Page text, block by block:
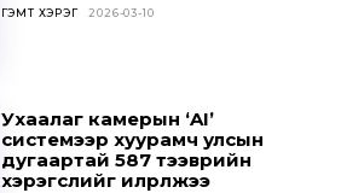
ГЭМТ ХЭРЭГ 2026-03-10
Ухаалаг камерын ‘AI’
системээр хуурамч улсын
дугаартай 587 тээврийн
хэрэгслийг илрүүлжээ